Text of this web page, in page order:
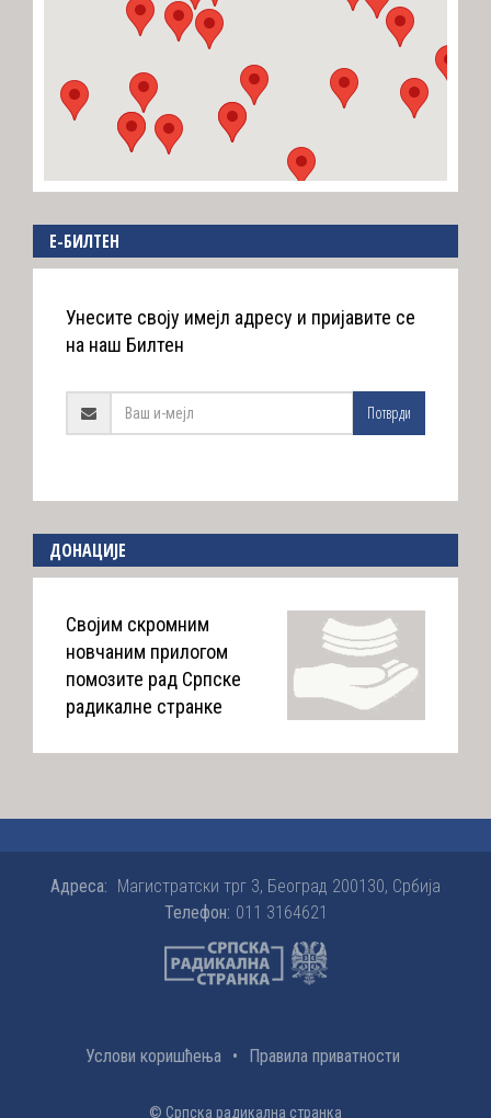
E-БИЛТЕН
Унесите своју имејл адресу и пријавите се
на наш Билтен
Потврди
ДОНАЦИЈЕ
Својим скромним
новчаним прилогом
помозите рад Српске
радикалне странке
Адреса: Магистратски трг 3, Београд 200130, Србија
Телефон: 011 3164621
Услови коришћења • Правила приватности
© Српска радикална странка